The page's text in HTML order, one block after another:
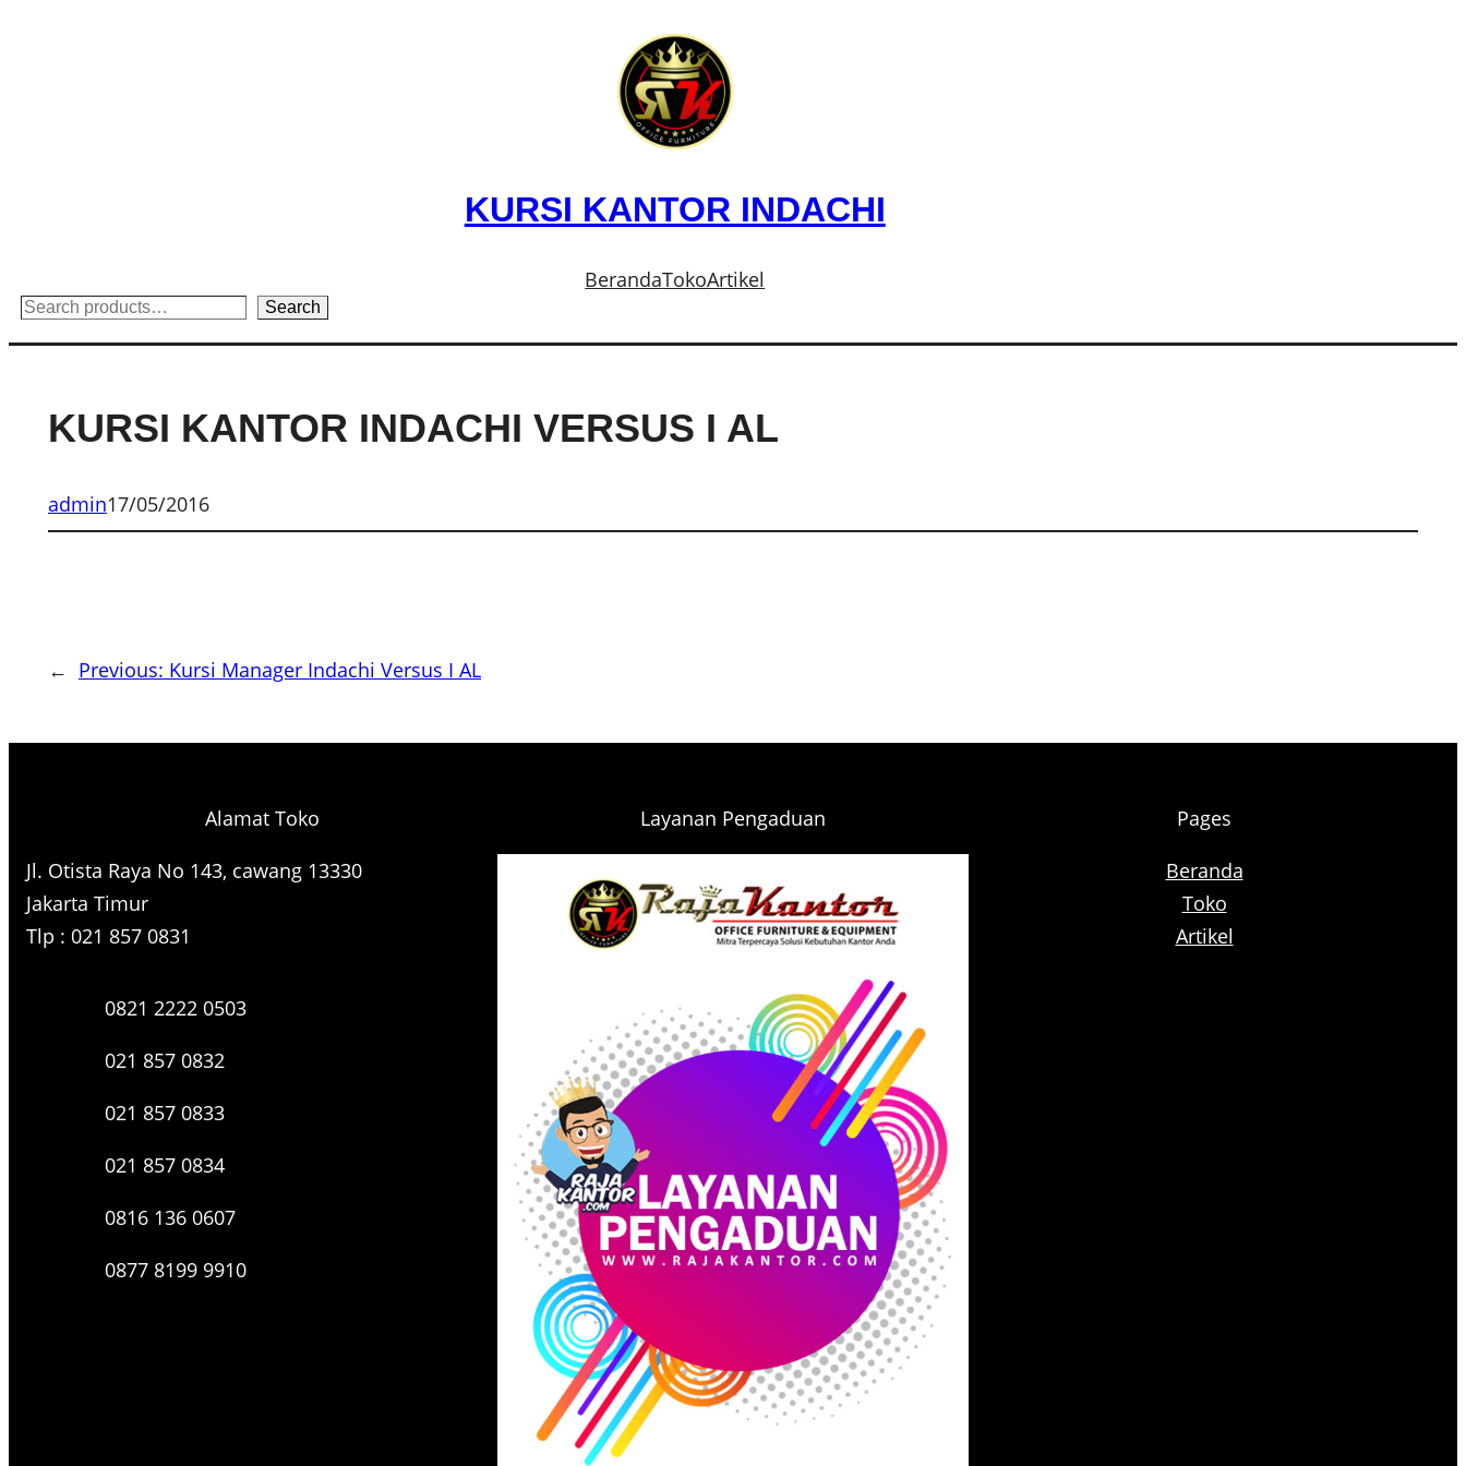
KURSI KANTOR INDACHI
BerandaTokoArtikel
Search
Search
KURSI KANTOR INDACHI VERSUS I AL
admin17/05/2016
← Previous: Kursi Manager Indachi Versus I AL
Alamat Toko
Jl. Otista Raya No 143, cawang 13330
Jakarta Timur
Tlp : 021 857 0831
0821 2222 0503
021 857 0832
021 857 0833
021 857 0834
0816 136 0607
0877 8199 9910
Layanan Pengaduan
Pages
Beranda
Toko
Artikel